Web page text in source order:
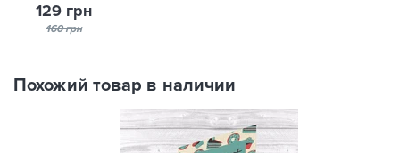
129 грн
160 грн
Похожий товар в наличии